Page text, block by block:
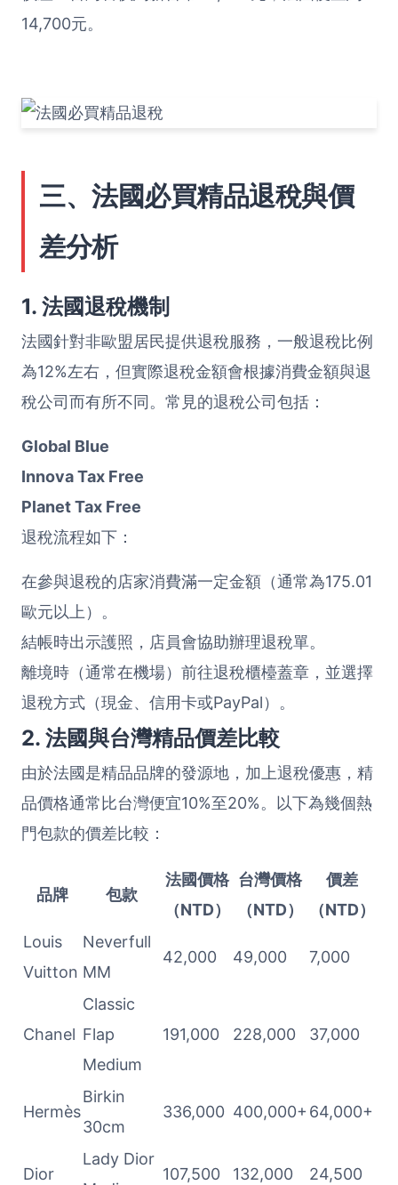
14,700元。
三、法國必買精品退稅與價
差分析
1. 法國退稅機制
法國針對非歐盟居民提供退稅服務，一般退稅比例
為12%左右，但實際退稅金額會根據消費金額與退
稅公司而有所不同。常見的退稅公司包括：
Global Blue
Innova Tax Free
Planet Tax Free
退稅流程如下：
在參與退稅的店家消費滿一定金額（通常為175.01
歐元以上）。
結帳時出示護照，店員會協助辦理退稅單。
離境時（通常在機場）前往退稅櫃檯蓋章，並選擇
退稅方式（現金、信用卡或PayPal）。
2. 法國與台灣精品價差比較
由於法國是精品品牌的發源地，加上退稅優惠，精
品價格通常比台灣便宜10%至20%。以下為幾個熱
門包款的價差比較：
品牌 包款
法國價格
（NTD）
台灣價格
（NTD）
價差
（NTD）
Louis
Vuitton
Neverfull
MM
42,000 49,000 7,000
Chanel
Classic
Flap
Medium
191,000 228,000 37,000
Hermès
Birkin
30cm
336,000 400,000+64,000+
Dior
Lady Dior
107,500 132,000 24,500